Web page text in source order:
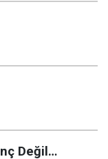
Değil…